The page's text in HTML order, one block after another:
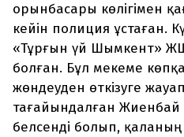
орынбасары көлігімен
кейін полиция ұстаған.
«Тұрғын үй Шымкент»
болған. Бұл мекеме
жөндеуден өткізуге
тағайындалған Жиенбай
белсенді болып,